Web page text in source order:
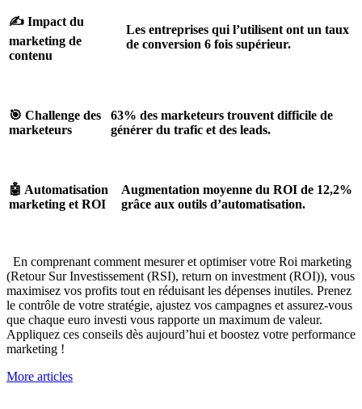
✍ Impact du
marketing de
contenu
Les entreprises qui l’utilisent ont un taux
de conversion 6 fois supérieur.
🎯 Challenge des
marketeurs
63% des marketeurs trouvent difficile de
générer du trafic et des leads.
🤖 Automatisation
marketing et ROI
Augmentation moyenne du ROI de 12,2%
grâce aux outils d’automatisation.
En comprenant comment mesurer et optimiser votre Roi marketing
(Retour Sur Investissement (RSI), return on investment (ROI)), vous
maximisez vos profits tout en réduisant les dépenses inutiles. Prenez
le contrôle de votre stratégie, ajustez vos campagnes et assurez-vous
que chaque euro investi vous rapporte un maximum de valeur.
Appliquez ces conseils dès aujourd’hui et boostez votre performance
marketing !
More articles